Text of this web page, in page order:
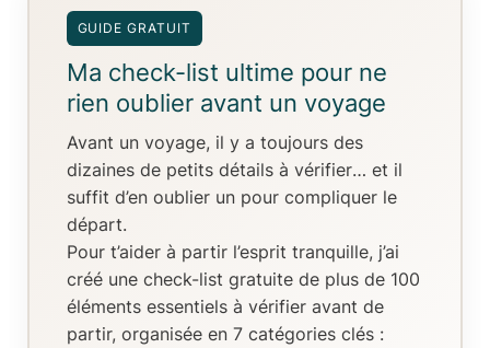
GUIDE GRATUIT
Ma check-list ultime pour ne
rien oublier avant un voyage
Avant un voyage, il y a toujours des
dizaines de petits détails à vérifier… et il
suffit d’en oublier un pour compliquer le
départ.
Pour t’aider à partir l’esprit tranquille, j’ai
créé une check-list gratuite de plus de 100
éléments essentielsà vérifier avant de
partir, organisée en 7 catégories clés: